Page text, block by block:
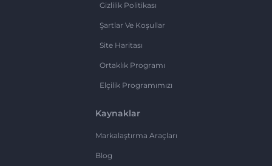
Gizlilik Politikası
Şartlar Ve Koşullar
Site Haritası
Ortaklık Programı
Elçilik Programımızı
Kaynaklar
Markalaştırma Araçları
Blog